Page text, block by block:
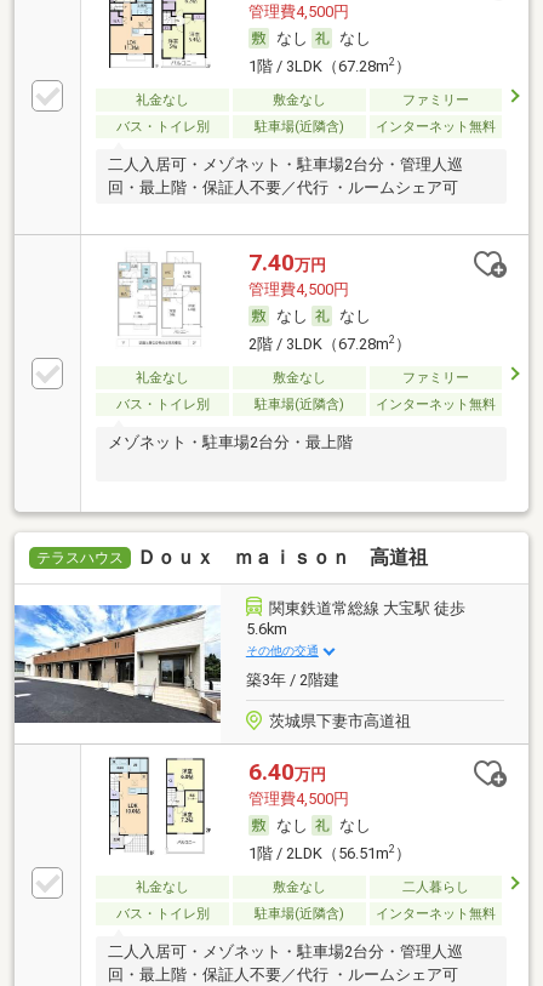
管理費4,500円
なし
なし
1階 / 3LDK（67.28m2）
礼金なし 敷金なし
ファミリー
バス・トイレ別
駐車場(近隣含) インターネット無料
二人入居可・メゾネット・駐車場2台分・管理人巡
回・最上階・保証人不要／代行 ・ルームシェア可
7.40万円
管理費4,500円
なし
なし
2階 / 3LDK（67.28m2）
礼金なし 敷金なし
ファミリー
バス・トイレ別
駐車場(近隣含) インターネット無料
メゾネット・駐車場2台分・最上階
テラスハウス Ｄｏｕｘ ｍａｉｓｏｎ 高道祖
関東鉄道常総線 大宝駅 徒歩
5.6km
その他の交通
築3年 / 2階建
茨城県下妻市高道祖
6.40万円
管理費4,500円
なし
なし
1階 / 2LDK（56.51m2）
礼金なし 敷金なし
二人暮らし
バス・トイレ別
駐車場(近隣含) インターネット無料
二人入居可・メゾネット・駐車場2台分・管理人巡
回・最上階・保証人不要／代行 ・ルームシェア可